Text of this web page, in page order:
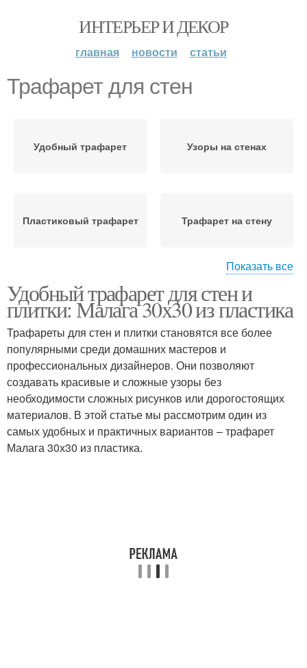
ИНТЕРЬЕР И ДЕКОР
главная новости статьи
Трафарет для стен
Удобный трафарет Узоры на стенах
Пластиковый трафарет Трафарет на стену
Многоразовые
трафареты
Сравнение с
одноразовыми
трафаретами
Уход за трафаретами
Многоразовый
трафарет
Трафарет на разных
поверхностях
Трафареты из прочного
Показать все
Удобный трафарет для стен и
плитки: Малага 30х30 из пластика
Трафареты для стен и плитки становятся все более
популярными среди домашних мастеров и
профессиональных дизайнеров. Они позволяют
создавать красивые и сложные узоры без
необходимости сложных рисунков или дорогостоящих
материалов. В этой статье мы рассмотрим один из
самых удобных и практичных вариантов – трафарет
Малага 30х30 из пластика.